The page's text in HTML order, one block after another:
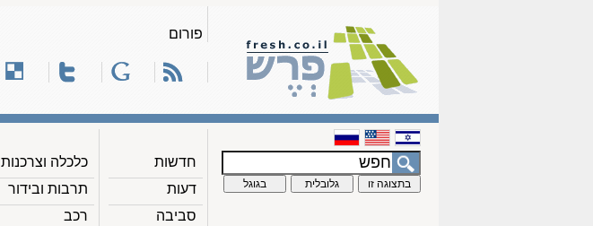
פורום
חדשות
דעות
סביבה
כלכלה וצרכנות
תרבות ובידור
רכב